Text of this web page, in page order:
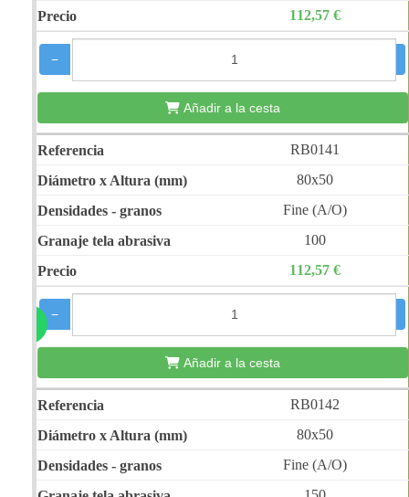
112,57 €
−
Añadir a la cesta
RB0141
80x50
Fine (A/O)
100
112,57 €
−
Añadir a la cesta
RB0142
80x50
Fine (A/O)